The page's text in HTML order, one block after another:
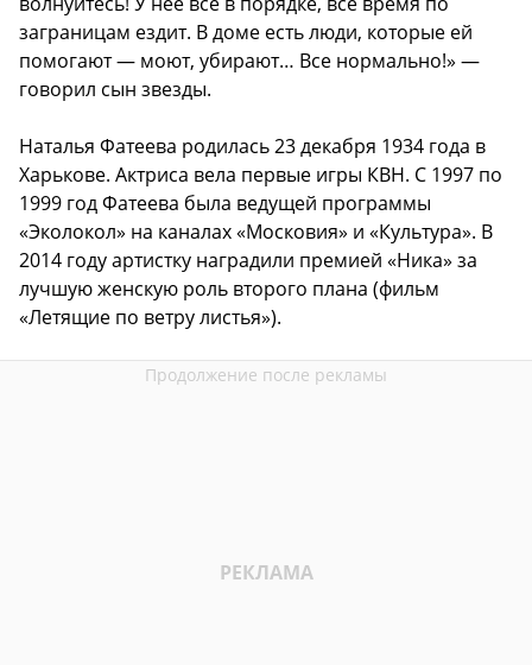
заграницам ездит. В доме есть люди, которые ей
помогают — моют, убирают… Все нормально!» —
говорил сын звезды.
Наталья Фатеева родилась 23 декабря 1934 года в
Харькове. Актриса вела первые игры КВН. С 1997 по
1999 год Фатеева была ведущей программы
«Эколокол» на каналах «Московия» и «Культура». В
2014 году артистку наградили премией «Ника» за
лучшую женскую роль второго плана (фильм
«Летящие по ветру листья»).